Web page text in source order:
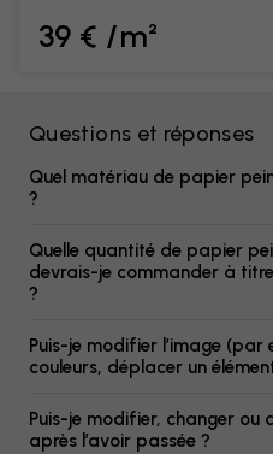
39 € /m²
Questions et réponses
Quel matériau de papier
?
Quelle quantité de papier
devrais-je commander à
?
Puis-je modifier l’image (par
couleurs, déplacer un
Puis-je modifier, changer ou
après l’avoir passée ?